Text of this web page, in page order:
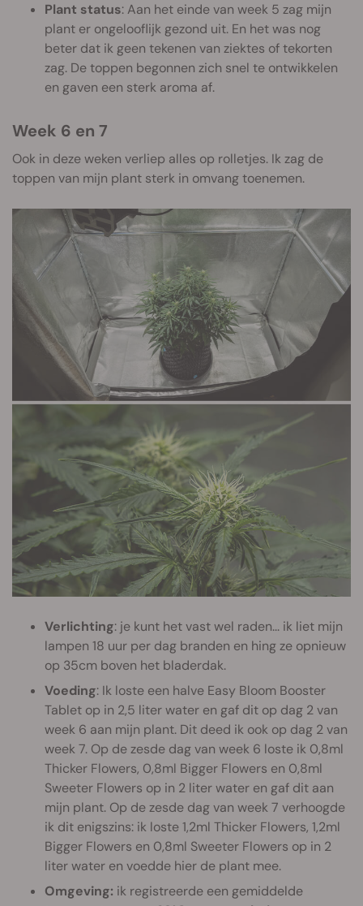
Plant status: Aan het einde van week 5 zag mijn
plant er ongelooflijk gezond uit. En het was nog
beter dat ik geen tekenen van ziektes of tekorten
zag. De toppen begonnen zich snel te ontwikkelen
en gaven een sterk aroma af.
Week 6 en 7
Ook in deze weken verliep alles op rolletjes. Ik zag de
toppen van mijn plant sterk in omvang toenemen.
Verlichting: je kunt het vast wel raden... ik liet mijn
lampen 18 uur per dag branden en hing ze opnieuw
op 35cm boven het bladerdak.
Voeding: Ik loste een halve Easy Bloom Booster
Tablet op in 2,5 liter water en gaf dit op dag 2 van
week 6 aan mijn plant. Dit deed ik ook op dag 2 van
week 7. Op de zesde dag van week 6 loste ik 0,8ml
Thicker Flowers, 0,8ml Bigger Flowers en 0,8ml
Sweeter Flowers op in 2 liter water en gaf dit aan
mijn plant. Op de zesde dag van week 7 verhoogde
ik dit enigszins: ik loste 1,2ml Thicker Flowers, 1,2ml
Bigger Flowers en 0,8ml Sweeter Flowers op in 2
liter water en voedde hier de plant mee.
Omgeving: ik registreerde een gemiddelde